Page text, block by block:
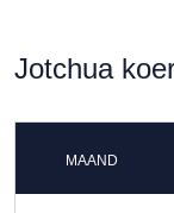
Jotchua
MAAND